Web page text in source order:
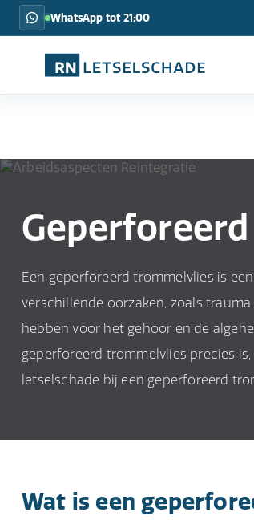
WhatsApp tot 21:00
Een geperforeerd trommelvlies is
verschillende oorzaken, zoals
hebben voor het gehoor en de
geperforeerd trommelvlies precies
letselschade bij een geperforeerd
Wat is een